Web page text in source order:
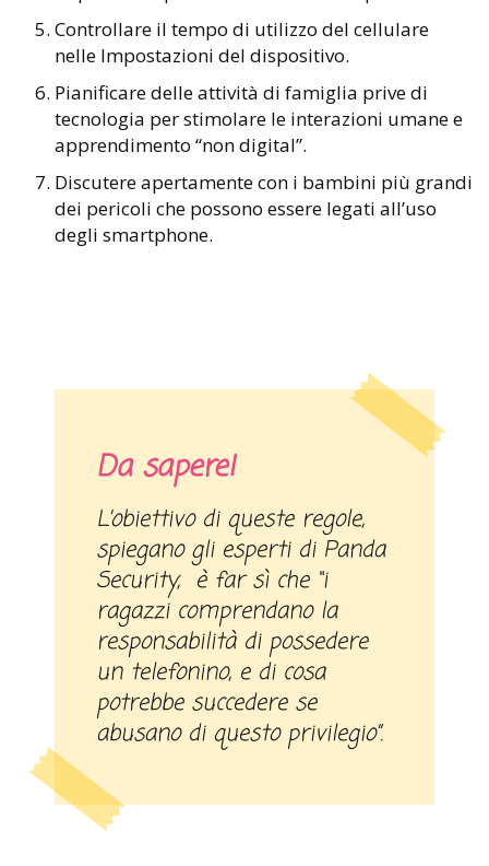
Controllare il tempo di utilizzo del cellulare
nelle Impostazioni del dispositivo.
Pianificare delle attività di famiglia prive di
tecnologia per stimolare le interazioni umane e
apprendimento “non digital”.
Discutere apertamente con i bambini più grandi
dei pericoli che possono essere legati all’uso
degli smartphone.
Da sapere!
L’obiettivo di queste regole,
spiegano gli esperti di Panda
Security, è far sì che “i
ragazzi comprendano la
responsabilità di possedere
un telefonino, e di cosa
potrebbe succedere se
abusano di questo privilegio”.